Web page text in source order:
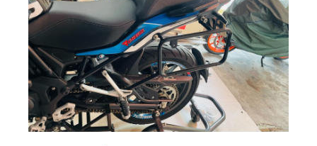
PHỤ
KIỆN
MOTOWOLF
KẸP
ĐIỆN
THOẠI
XE
MÁY